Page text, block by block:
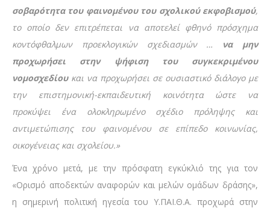
σοβαρότητα του φαινομένου του σχολικού εκφοβισμού,
το οποίο δεν επιτρέπεται να αποτελεί φθηνό πρόσχημα
κοντόφθαλμων προεκλογικών σχεδιασμών … να μην
προχωρήσει στην ψήφιση του συγκεκριμένου
νομοσχεδίουκαι να προχωρήσει σε ουσιαστικό διάλογο με
την επιστημονική-εκπαιδευτική κοινότητα ώστε να
προκύψει ένα ολοκληρωμένο σχέδιο πρόληψης και
αντιμετώπισης του φαινομένου σε επίπεδο κοινωνίας,
οικογένειας και σχολείου.»
Ένα χρόνο μετά, με την πρόσφατη εγκύκλιό της για τον
«Ορισμό αποδεκτών αναφορών και μελών ομάδων δράσης»,
η σημερινή πολιτική ηγεσία του Υ.ΠΑΙ.Θ.Α. προχωρά στην